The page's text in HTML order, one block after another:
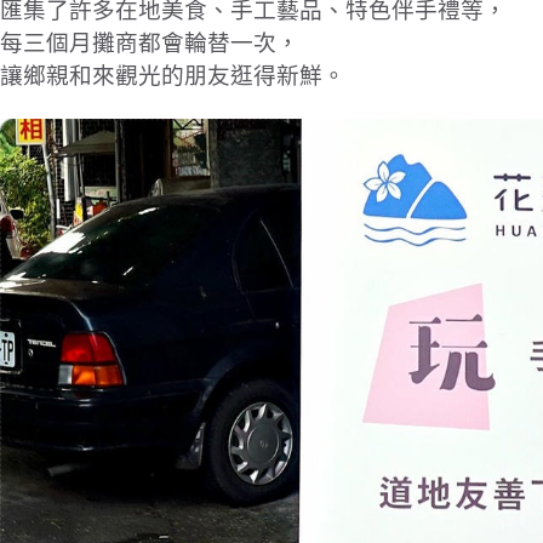
匯集了許多在地美食、手工藝品、特色伴手禮等，
每三個月攤商都會輪替一次，
讓鄉親和來觀光的朋友逛得新鮮。